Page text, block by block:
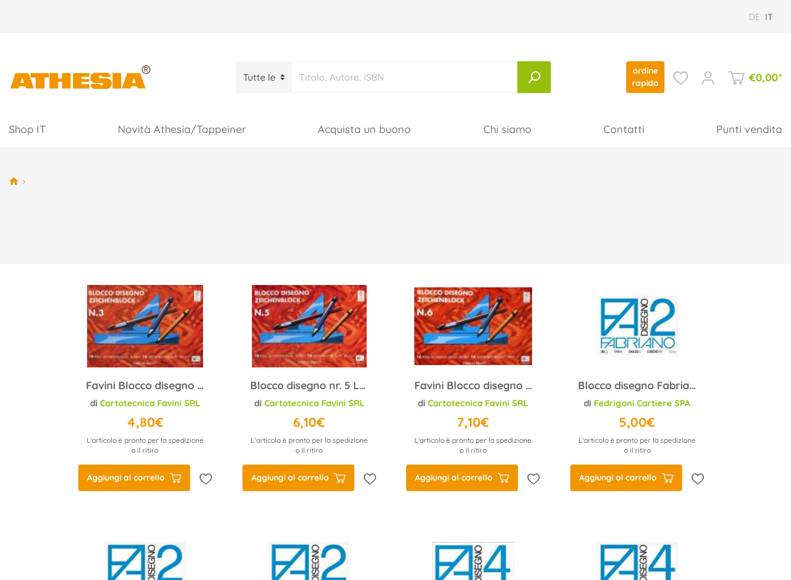
DE IT
ordine
rapido
€0,00*
Shop IT Novità Athesia/Tappeiner Acquista un buono Chi siamo Contatti Punti vendita
›
Favini Blocco disegno Südtirol-Heft nr. 3 L/R 25x35 (16)
di Cartotecnica Favini SRL
4,80€
L'articolo è pronto per la spedizione
o il ritiro
Aggiungi al carrello
Blocco disegno nr. 5 L/R 16ff 29,7x42
di Cartotecnica Favini SRL
6,10€
L'articolo è pronto per la spedizione
o il ritiro
Aggiungi al carrello
Favini Blocco disegno Südtirol-Heft nr. 6 L/R 35x48 (16)
diCartotecnica Favini SRL
7,10€
L'articolo è pronto per la spedizione
o il ritiro
Aggiungi al carrello
Blocco disegno Fabriano F2 24x33 110 g/m2 liscio
di Fedrigoni Cartiere SPA
5,00€
L'articolo è pronto per la spedizione
o il ritiro
Aggiungi al carrello